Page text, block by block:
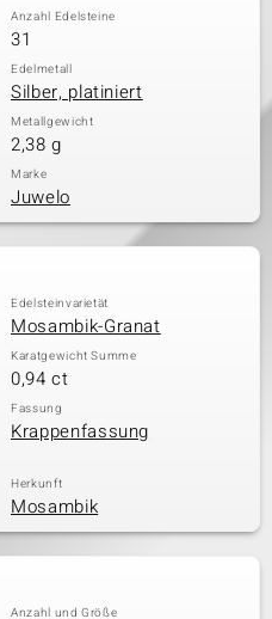
Anzahl Edelsteine
31
Edelmetall
Silber, platiniert
Metallgewicht
2,38 g
Marke
Juwelo
Edelsteinvarietät
Mosambik-Granat
Karatgewicht Summe
0,94 ct
Fassung
Krappenfassung
Herkunft
Mosambik
Anzahl und Größe